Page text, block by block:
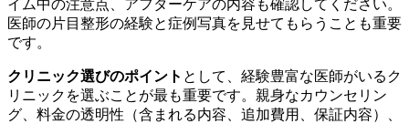
イム中の注意点、アフターケアの内容も確認してください。
医師の片目整形の経験と症例写真を見せてもらうことも重要
です。
クリニック選びのポイント として、経験豊富な医師がいるク
リニックを選ぶことが最も重要です。親身なカウンセリン
グ、料金の透明性（含まれる内容、追加費用、保証内容）、